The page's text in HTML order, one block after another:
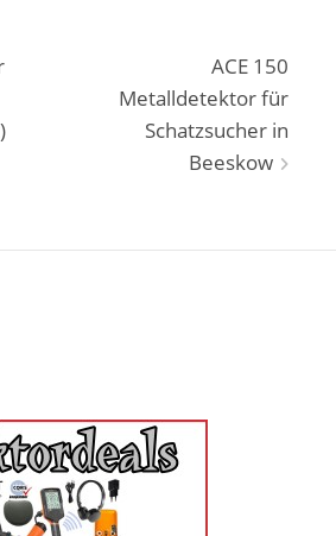
ACE 150
Metalldetektor für
Schatzsucher in
Beeskow